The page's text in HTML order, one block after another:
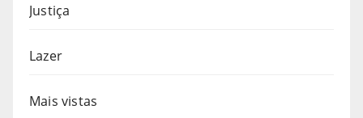
Justiça
Lazer
Mais vistas